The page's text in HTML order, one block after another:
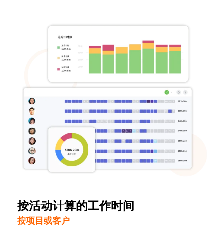
按活动计算的工作时间
按项目或客户